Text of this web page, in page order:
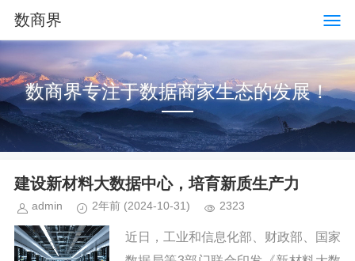
数商界
数商界专注于数据商家生态的发展！
建设新材料大数据中心，培育新质生产力
admin 2年前 (2024-10-31) 2323
近日，工业和信息化部、财政部、国家